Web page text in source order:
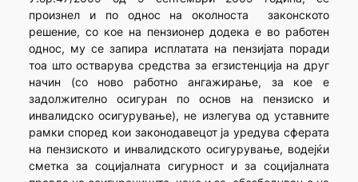
произнел и по однос на околноста законското
решение, со кое на пензионер додека е во работен
однос, му се запира исплатата на пензијата поради
тоа што остварува средства за егзистенција на друг
начин (со ново работно ангажирање, за кое е
задолжително осигуран по основ на пензиско и
инвалидско осигурување), не излегува од уставните
рамки според кои законодавецот ја уредува сферата
на пензиското и инвалидското осигурување, водејќи
сметка за социјалната сигурност и за социјалната